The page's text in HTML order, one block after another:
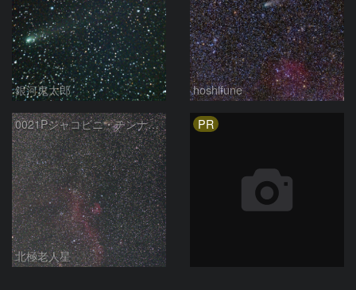
銀河鬼太郎 hoshifune
0021Pジャコビニ・チンナー彗星とIC2177
北極老人星
PR